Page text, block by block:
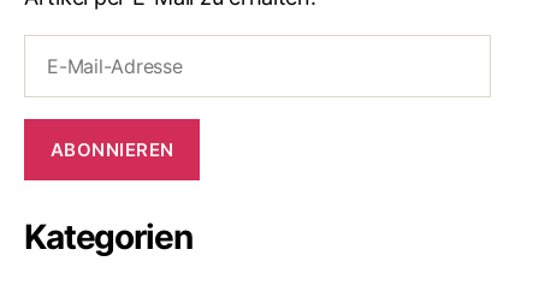
Mail-
ABONNIEREN
Kategorien